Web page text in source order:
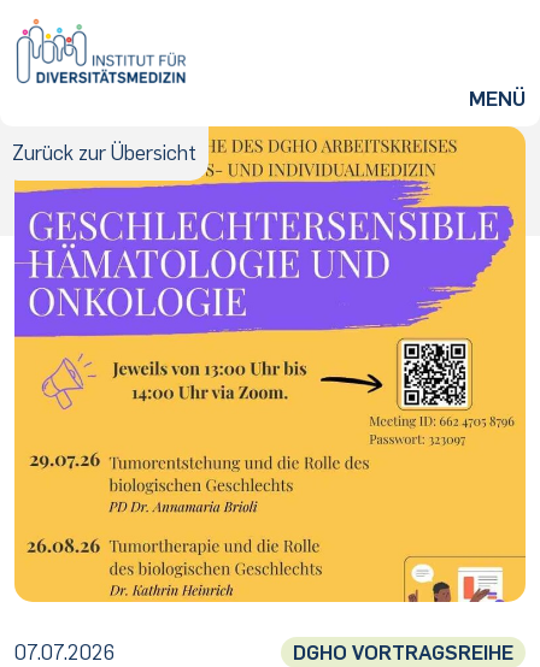
ZUM HAUPTINHALT SPRINGEN
MENÜ
Zurück zur Übersicht
07.07.2026 DGHO VORTRAGSREIHE